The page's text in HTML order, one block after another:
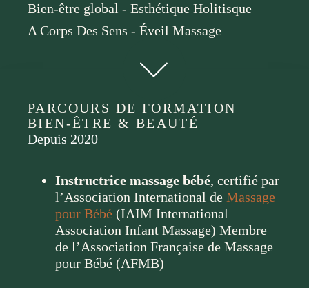
Bien-être global - Esthétique Holitisque
A Corps Des Sens - Éveil Massage
PARCOURS DE FORMATION
BIEN-ÊTRE & BEAUTÉ
Depuis 2020
Instructrice massage bébé, certifié par
l’Association International de Massage
pour Bébé (IAIM International
Association Infant Massage) Membre
de l’Association Française de Massage
pour Bébé (AFMB)